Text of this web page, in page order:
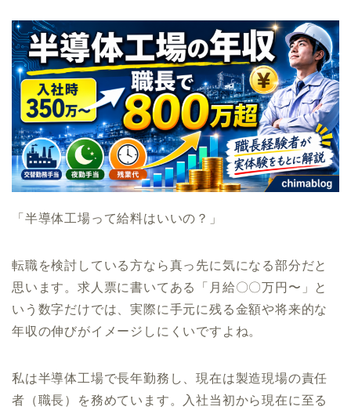
「半導体工場って給料はいいの？」
転職を検討している方なら真っ先に気になる部分だと
思います。求人票に書いてある「月給〇〇万円〜」と
いう数字だけでは、実際に手元に残る金額や将来的な
年収の伸びがイメージしにくいですよね。
私は半導体工場で長年勤務し、現在は製造現場の責任
者（職長）を務めています。入社当初から現在に至る